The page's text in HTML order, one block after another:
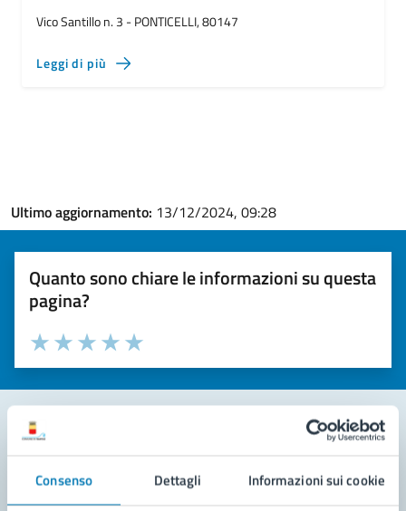
Consenso Dettagli Informazioni sui cookie
Vico Santillo n. 3 - PONTICELLI, 80147
Leggi di più
Ultimo aggiornamento: 13/12/2024, 09:28
Quanto sono chiare le informazioni su questa
pagina?
Valuta la chiarezza delle informazioni (da 1 a 5 stelle)
Seleziona il numero di stelle per valutare la chiarezza delle
Valuta 5 stelle su 5
Valuta 4 stelle su 5
Valuta 3 stelle su 5
Valuta 2 stelle su 5
Valuta 1 stelle su 5
Leggi le domande frequenti